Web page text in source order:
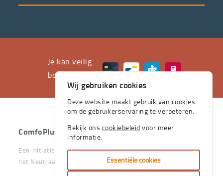
waarvan
huis
stevige
zijn.
Je kan veilig
betalen met
ComfoPlus - 2026 - Alle rechten voorbehouden.
Een initiatief van het Vlaams & Neutraal Ziekenfonds en van
het Neutraal Ziekenfonds Vlaanderen
Wij gebruiken cookies
Deze website maakt gebruik van cookies
om de gebruikerservaring te verbeteren.
Bekijk ons cookiebeleid voor meer
informatie.
Essentiële cookies